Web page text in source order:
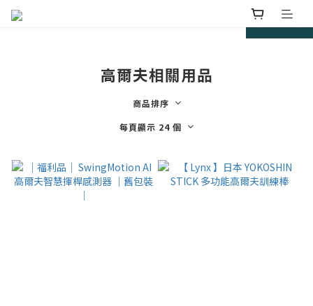
prev next
高爾夫相關用品
商品排序
每頁顯示 24 個